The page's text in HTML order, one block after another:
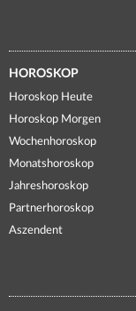
HOROSKOP
Horoskop Heute
Horoskop Morgen
Wochenhoroskop
Monatshoroskop
Jahreshoroskop
Partnerhoroskop
Aszendent